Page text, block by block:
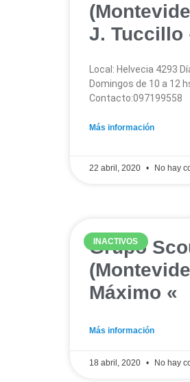
J. Tuccillo
Local: Helvecia 4293
Domingos de 10 a 12
Contacto:097199558
Más información
22 abril, 2020 No hay
INACTIVOS
Grupo
Máximo «
Más información
18 abril, 2020 No hay